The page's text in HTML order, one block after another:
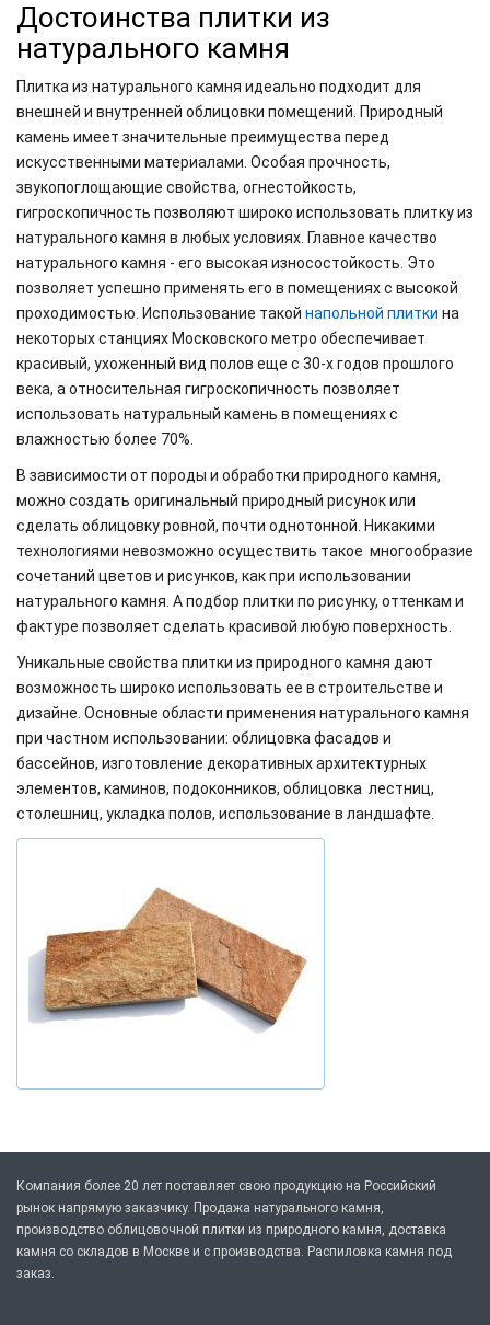
Достоинства плитки из
натурального камня
Плитка из натурального камня идеально подходит для
внешней и внутренней облицовки помещений. Природный
камень имеет значительные преимущества перед
искусственными материалами. Особая прочность,
звукопоглощающие свойства, огнестойкость,
гигроскопичность позволяют широко использовать плитку из
натурального камня в любых условиях. Главное качество
натурального камня - его высокая износостойкость. Это
позволяет успешно применять его в помещениях с высокой
проходимостью. Использование такой напольной плитки на
некоторых станциях Московского метро обеспечивает
красивый, ухоженный вид полов еще с 30-х годов прошлого
века, а относительная гигроскопичность позволяет
использовать натуральный камень в помещениях с
влажностью более 70%.
В зависимости от породы и обработки природного камня,
можно создать оригинальный природный рисунок или
сделать облицовку ровной, почти однотонной. Никакими
технологиями невозможно осуществить такое многообразие
сочетаний цветов и рисунков, как при использовании
натурального камня. А подбор плитки по рисунку, оттенкам и
фактуре позволяет сделать красивой любую поверхность.
Уникальные свойства плитки из природного камня дают
возможность широко использовать ее в строительстве и
дизайне. Основные области применения натурального камня
при частном использовании: облицовка фасадов и
бассейнов, изготовление декоративных архитектурных
элементов, каминов, подоконников, облицовка лестниц,
столешниц, укладка полов, использование в ландшафте.
Компания более 20 лет поставляет свою продукцию на Российский
рынок напрямую заказчику. Продажа натурального камня,
производство облицовочной плитки из природного камня, доставка
камня со складов в Москве и с производства. Распиловка камня под
заказ.